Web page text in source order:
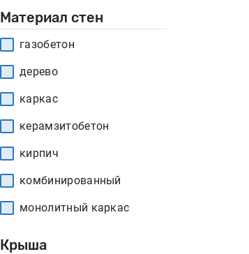
Материал стен
газобетон
дерево
каркас
керамзитобетон
кирпич
комбинированный
монолитный каркас
Крыша